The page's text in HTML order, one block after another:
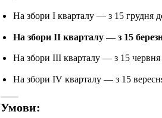
На збори І кварталу — з 15 грудня
На збори ІІ кварталу — з 15
На збори ІІІ кварталу — з 15
На збори ІV кварталу — з 15
Умови: